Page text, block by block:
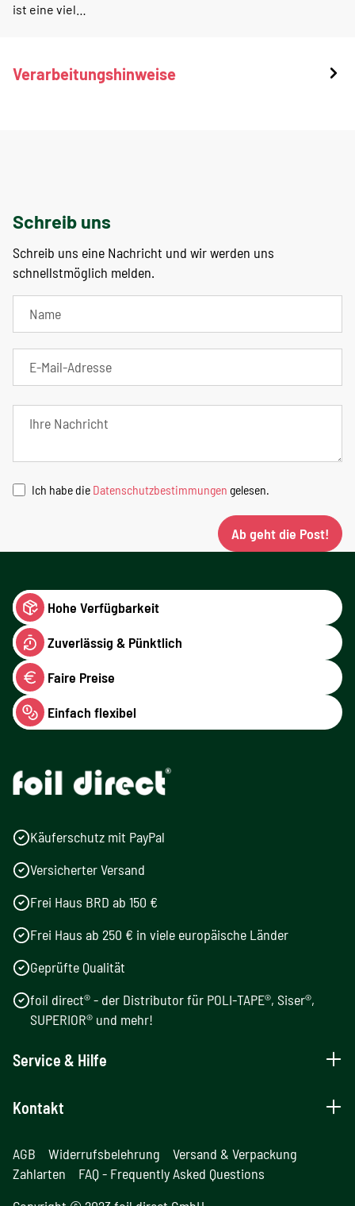
ist eine viel…
Verarbeitungshinweise
Schreib uns
Schreib uns eine Nachricht und wir werden uns
schnellstmöglich melden.
Ich habe die Datenschutzbestimmungen gelesen.
Ab geht die Post!
Hohe Verfügbarkeit
Zuverlässig & Pünktlich
Faire Preise
Einfach flexibel
Käuferschutz mit PayPal
Versicherter Versand
Frei Haus BRD ab 150 €
Frei Haus ab 250 € in viele europäische Länder
Geprüfte Qualität
foil direct® - der Distributor für POLI-TAPE®, Siser®,
SUPERIOR® und mehr!
Service & Hilfe
Kontakt
AGB Widerrufsbelehrung
Versand & Verpackung
Zahlarten
FAQ - Frequently Asked Questions